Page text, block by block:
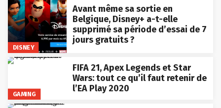
DISNEY
Avant même sa sortie en
Belgique, Disney+ a-t-elle
supprimé sa période d’essai de 7
jours gratuits ?
GAMING
FIFA 21, Apex Legends et Star
Wars: tout ce qu’il faut retenir de
l’EA Play 2020